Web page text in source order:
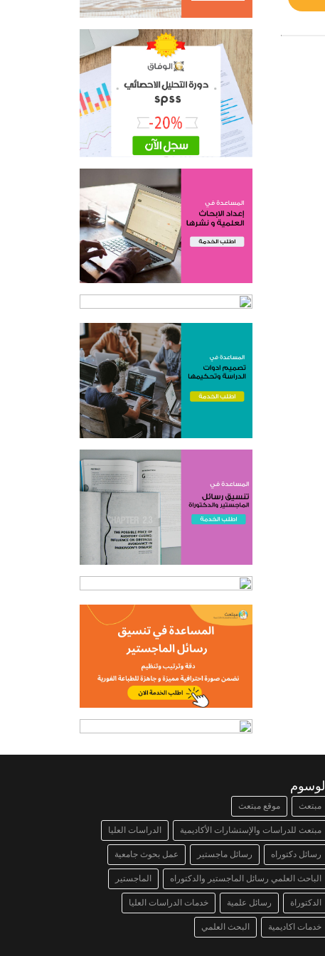
الوسوم
مبتعث موقع مبتعث
مبتعث للدراسات والإستشارات الأكاديمية الدراسات العليا
رسائل دكتوراه رسائل ماجستير عمل بحوث جامعية
الباحث العلمي رسائل الماجستير والدكتوراه الماجستير
الدكتوراة رسائل علمية خدمات الدراسات العليا
خدمات اكاديمية البحث العلمي